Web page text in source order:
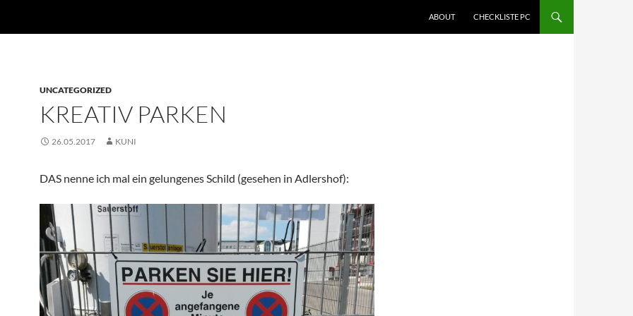
ABOUT CHECKLISTE PC
UNCATEGORIZED
KREATIV PARKEN
26.05.2017 KUNI
DAS nenne ich mal ein gelungenes Schild (gesehen in Adlershof):